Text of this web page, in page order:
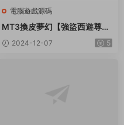
電腦遊戲源碼
MT3換皮夢幻【強盜西遊尊享
挂機版】最新整理Linux手工
服務端+源碼+攻略文檔+管理
2024-12-07 5